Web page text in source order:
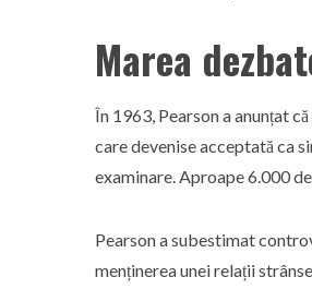
Marea
În 1963, Pearson a anunțat
care devenise acceptată ca
examinare. Aproape 6.000
Pearson a subestimat
menținerea unei relații